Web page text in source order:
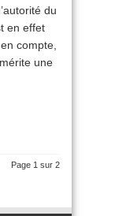
du
en effet
compte,
une
Page 1 sur 2